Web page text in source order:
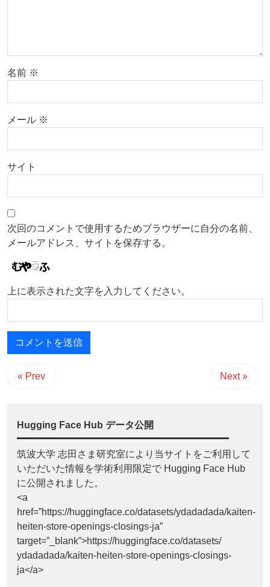
名前 ※
メール ※
サイト
次回のコメントで使用するためブラウザーに自分の名前、
メールアドレス、サイトを保存する。
上に表示された文字を入力してください。
« Prev Next »
Hugging Face Hub データ公開
筑波大学 志田さま研究室により当サイトをご利用して
いただいた情報を学術利用限定で Hugging Face Hub
に公開されました。
<a
href=”https://huggingface.co/datasets/ydadadada/kaiten-
heiten-store-openings-closings-ja”
target=”_blank”>https://huggingface.co/datasets/
ydadadada/kaiten-heiten-store-openings-closings-
ja</a>